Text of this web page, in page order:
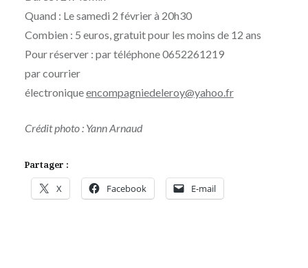
Quand : Le samedi 2 février à 20h30
Combien : 5 euros, gratuit pour les moins de 12 ans
Pour réserver : par téléphone 0652261219
par courrier
électroniqueencompagniedeleroy@yahoo.fr
Crédit photo : Yann Arnaud
Partager :
X Facebook E-mail